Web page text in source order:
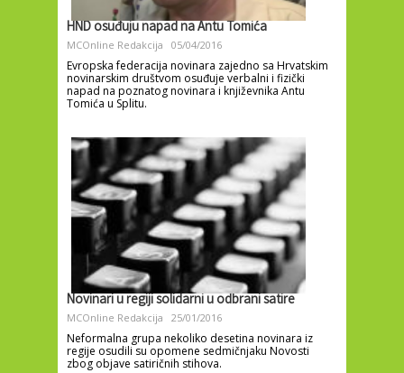
HND osuđuju napad na Antu Tomića
MCOnline Redakcija 05/04/2016
Evropska federacija novinara zajedno sa Hrvatskim
novinarskim društvom osuđuje verbalni i fizički
napad na poznatog novinara i književnika Antu
Tomića u Splitu.
Novinari u regiji solidarni u odbrani satire
MCOnline Redakcija 25/01/2016
Neformalna grupa nekoliko desetina novinara iz
regije osudili su opomene sedmičnjaku Novosti
zbog objave satiričnih stihova.